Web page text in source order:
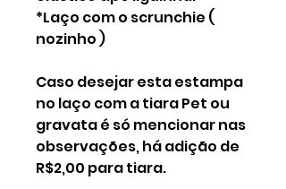
*Laço com o scrunchie (
nozinho )
Caso desejar esta estampa
no laço com a tiara Pet ou
gravata é só mencionar nas
observações, há adição de
R$2,00 para tiara.